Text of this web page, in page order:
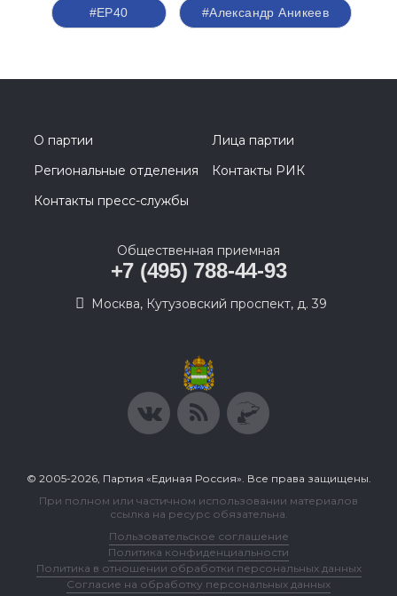
#ЕР40 #Александр Аникеев
О партии
Лица партии
Региональные отделения
Контакты РИК
Контакты пресс-службы
Общественная приемная
+7 (495) 788-44-93
Москва, Кутузовский проспект, д. 39
© 2005-2026, Партия «Единая Россия». Все права защищены.
При полном или частичном использовании материалов
ссылка на ресурс обязательна.
Пользовательское соглашение
Политика конфиденциальности
Политика в отношении обработки персональных данных
Согласие на обработку персональных данных